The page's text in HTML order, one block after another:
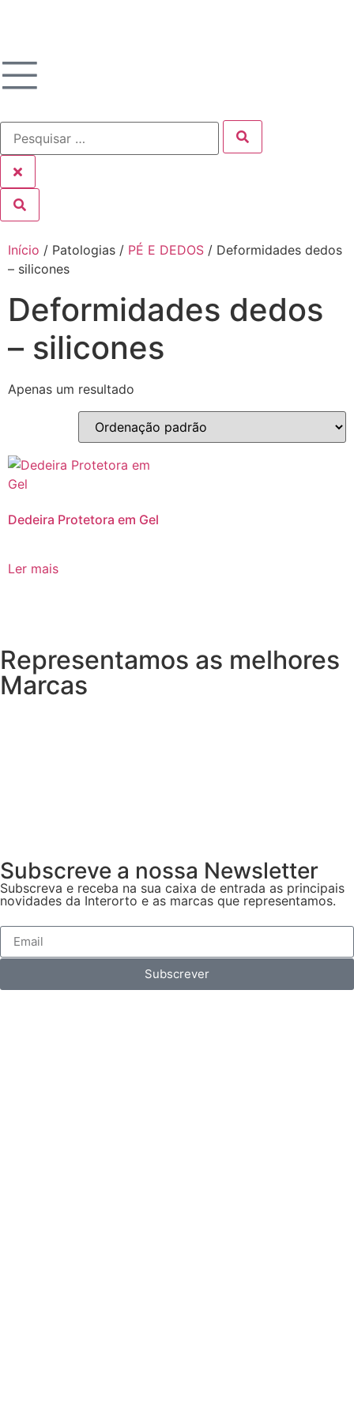
Início / Patologias / PÉ E DEDOS / Deformidades dedos
– silicones
Deformidades dedos
– silicones
Apenas um resultado
Dedeira Protetora em Gel
Ler mais
Representamos as melhores
Marcas
Subscreve a nossa Newsletter
Subscreva e receba na sua caixa de entrada as principais
novidades da Interorto e as marcas que representamos.
Subscrever